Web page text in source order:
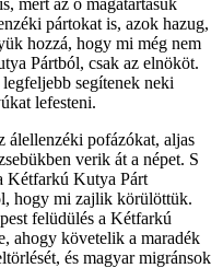
pártokat is, azok hazug,
hozzá, hogy mi még nem
Pártból, csak az elnököt.
segítenek neki
lefesteni.
álellenzéki pofázókat, aljas
verik át a népet. S
Kétfarkú Kutya Párt
hogy mi zajlik körülöttük.
felüdülés a Kétfarkú
ahogy követelik a maradék
és magyar migránsok